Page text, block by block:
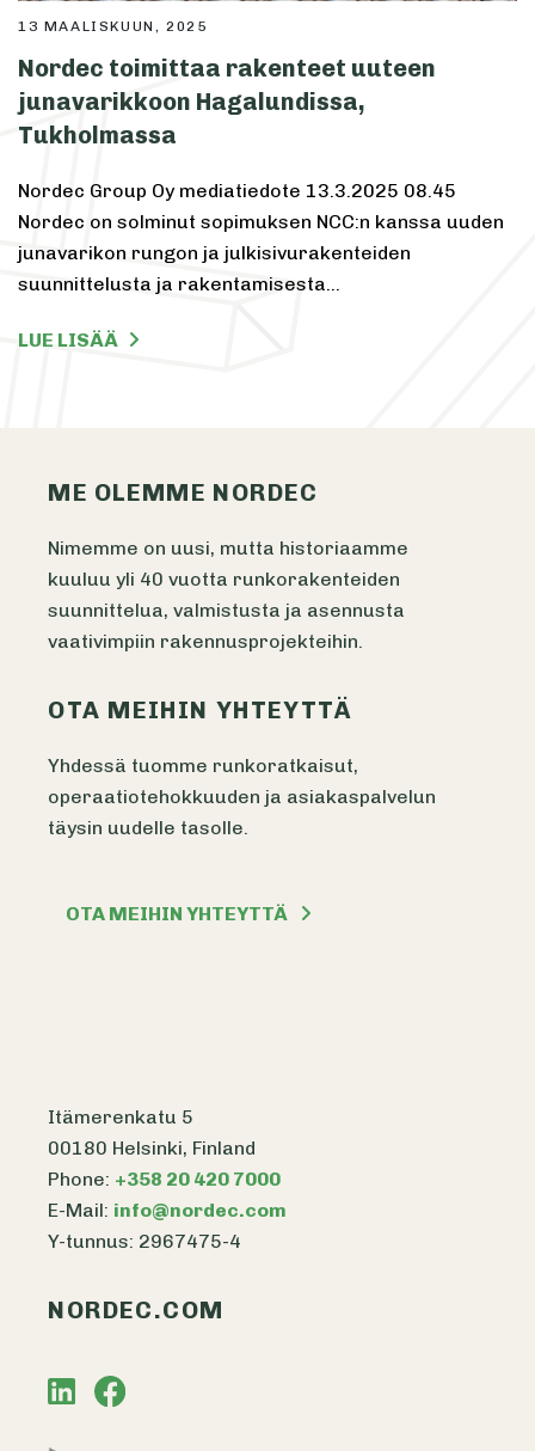
13 MAALISKUUN, 2025
Nordec toimittaa rakenteet uuteen
junavarikkoon Hagalundissa,
Tukholmassa
Nordec Group Oy mediatiedote 13.3.2025 08.45
Nordec on solminut sopimuksen NCC:n kanssa uuden
junavarikon rungon ja julkisivurakenteiden
suunnittelusta ja rakentamisesta…
LUE LISÄÄ
ME OLEMME NORDEC
Nimemme on uusi, mutta historiaamme
kuuluu yli 40 vuotta runkorakenteiden
suunnittelua, valmistusta ja asennusta
vaativimpiin rakennusprojekteihin.
OTA MEIHIN YHTEYTTÄ
Yhdessä tuomme runkoratkaisut,
operaatiotehokkuuden ja asiakaspalvelun
täysin uudelle tasolle.
OTA MEIHIN YHTEYTTÄ
Itämerenkatu 5
00180 Helsinki, Finland
Phone: +358 20 420 7000
E-Mail: info@nordec.com
Y-tunnus: 2967475-4
NORDEC.COM